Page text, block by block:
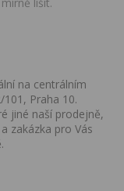
na centrálním
Praha 10.
jiné naší prodejně,
zakázka pro Vás